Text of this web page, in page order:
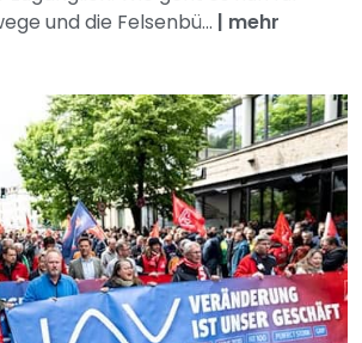
und die Felsenbü... | mehr